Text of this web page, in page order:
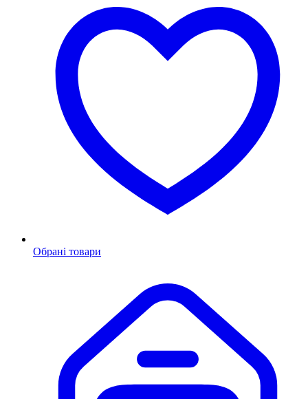
Обрані товари